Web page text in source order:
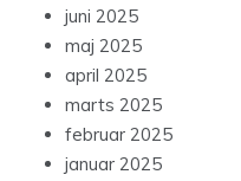
juni 2025
maj 2025
april 2025
marts 2025
februar 2025
januar 2025